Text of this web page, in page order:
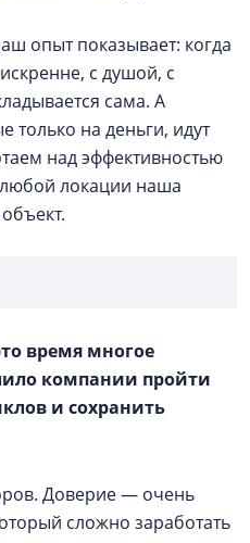
опыт показывает: когда
с душой, с
сама. А
только на деньги, идут
над эффективностью
локации наша
время многое
компании пройти
и сохранить
Доверие — очень
сложно заработать